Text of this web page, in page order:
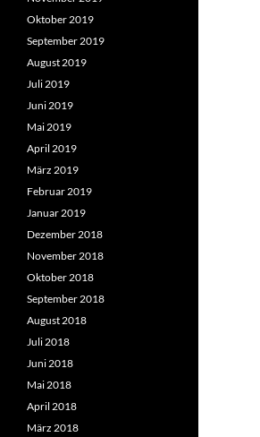
Oktober 2019
September 2019
August 2019
Juli 2019
Juni 2019
Mai 2019
April 2019
März 2019
Februar 2019
Januar 2019
Dezember 2018
November 2018
Oktober 2018
September 2018
August 2018
Juli 2018
Juni 2018
Mai 2018
April 2018
März 2018